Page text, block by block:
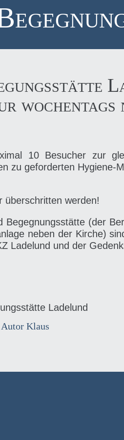
wochentags
10 Besucher zur
zu geforderten Hygiene-
überschritten werden!
Begegnungsstätte (der
neben der Kirche)
Ladelund und der
Ladelund
Klaus